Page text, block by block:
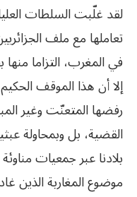
لقد غلّبت السلطات
تعاملها مع ملف
في المغرب، التزاما
إلا أن هذا الموقف
رفضها المتعنّت وغير
القضية، بل وبمحاولة
بلادنا عبر جمعيات
موضوع المغاربة الذين